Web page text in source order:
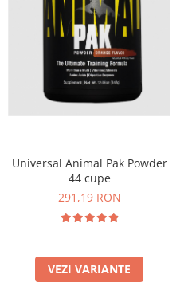
Universal Animal Pak Powder
44 cupe
291,19 RON
VEZI VARIANTE